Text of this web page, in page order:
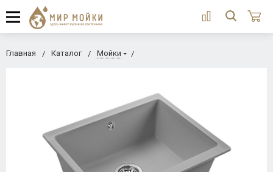
Главная Каталог Мойки